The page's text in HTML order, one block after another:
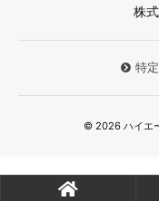
株
特
© 2026 ハイエ